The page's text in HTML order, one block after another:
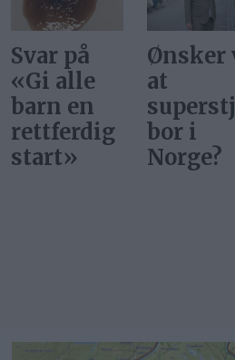
Ønsker vi
at
superstjerner
bor i
Norge?
INP
trenger
lokallag
på Røros
og